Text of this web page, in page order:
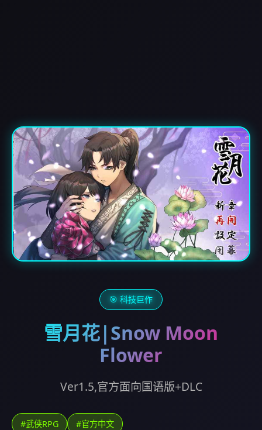
🎯 科技巨作
雪月花|Snow Moon
Flower
Ver1.5,官方面向国语版+DLC
#武侠RPG #官方中文